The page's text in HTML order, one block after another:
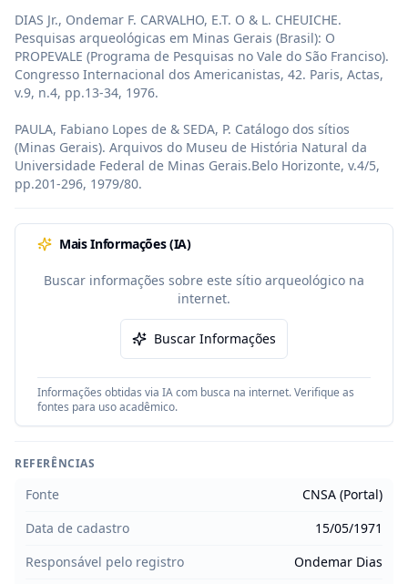
DIAS Jr., Ondemar F. CARVALHO, E.T. O & L. CHEUICHE.
Pesquisas arqueológicas em Minas Gerais (Brasil): O
PROPEVALE (Programa de Pesquisas no Vale do São Franciso).
Congresso Internacional dos Americanistas, 42. Paris, Actas,
v.9, n.4, pp.13-34, 1976.
PAULA, Fabiano Lopes de & SEDA, P. Catálogo dos sítios
(Minas Gerais). Arquivos do Museu de História Natural da
Universidade Federal de Minas Gerais.Belo Horizonte, v.4/5,
pp.201-296, 1979/80.
Mais Informações (IA)
Buscar informações sobre este sítio arqueológico na
internet.
Buscar Informações
Informações obtidas via IA com busca na internet. Verifique as
fontes para uso acadêmico.
REFERÊNCIAS
Fonte
CNSA (Portal)
Data de cadastro
15/05/1971
Responsável pelo registro
Ondemar Dias